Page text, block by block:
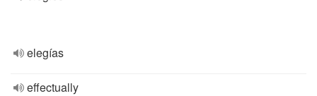
elegías
effectually